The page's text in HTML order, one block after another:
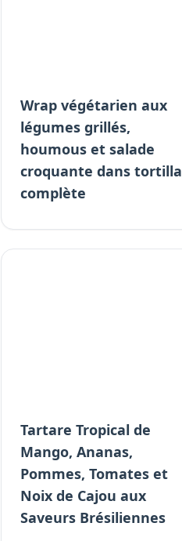
Wrap végétarien aux
légumes grillés,
houmous et salade
croquante dans tortilla
complète
Tartare Tropical de
Mango, Ananas,
Pommes, Tomates et
Noix de Cajou aux
Saveurs Brésiliennes